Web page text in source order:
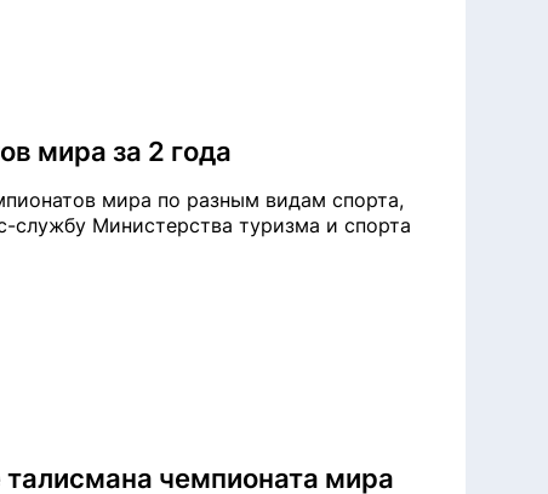
мира за 2 года
мира по разным видам спорта,
службу Министерства туризма и спорта
чемпионата мира